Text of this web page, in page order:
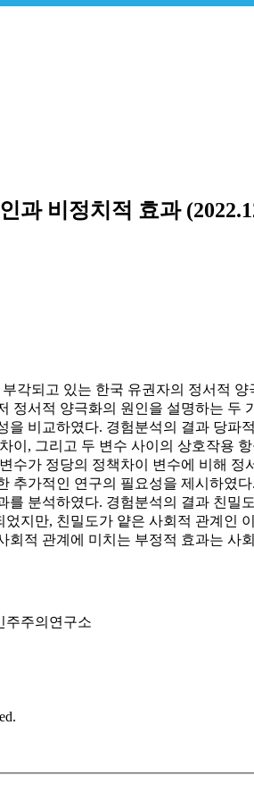
과 비정치적 효과
각되고 있는 한국 유권자의 정서적
정서적 양극화의 원인을 설명하는
비교하였다. 경험분석의 결과 당
이, 그리고 두 변수 사이의 상호작용
수가 정당의 정책차이 변수에 비해
추가적인 연구의 필요성을 제시하
분석하였다. 경험분석의 결과 친
지만, 친밀도가 얕은 사회적 관계인
적 관계에 미치는 부정적 효과는 사
주주의연구소